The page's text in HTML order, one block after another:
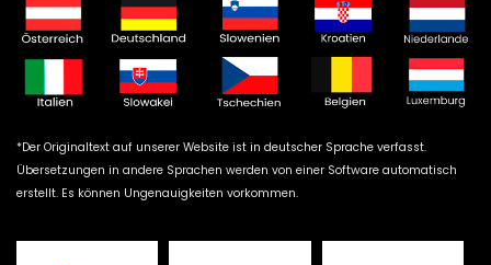
*Der Originaltext auf unserer Website ist in deutscher Sprache verfasst.
Übersetzungen in andere Sprachen werden von einer Software automatisch
erstellt. Es können Ungenauigkeiten vorkommen.